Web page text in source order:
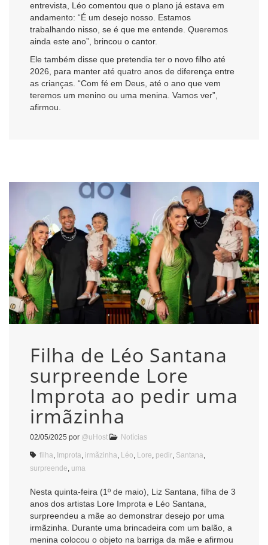
entrevista, Léo comentou que o plano já estava em
andamento: “É um desejo nosso. Estamos
trabalhando nisso, se é que me entende. Queremos
ainda este ano”, brincou o cantor.
Ele também disse que pretendia ter o novo filho até
2026, para manter até quatro anos de diferença entre
as crianças. “Com fé em Deus, até o ano que vem
teremos um menino ou uma menina. Vamos ver”,
afirmou.
Filha de Léo Santana
surpreende Lore
Improta ao pedir uma
irmãzinha
02/05/2025 por @uHost Notícias
filha Improta irmãzinha Léo Lore pedir Santana
surpreende uma
Nesta quinta-feira (1º de maio), Liz Santana, filha de 3
anos dos artistas Lore Improta e Léo Santana,
surpreendeu a mãe ao demonstrar desejo por uma
irmãzinha. Durante uma brincadeira com um balão, a
menina colocou o objeto na barriga da mãe e afirmou